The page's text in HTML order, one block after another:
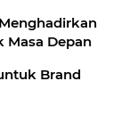
Masa Depan
Brand